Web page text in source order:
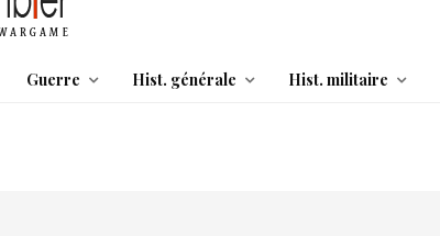
Guerre Hist. générale Hist. militaire